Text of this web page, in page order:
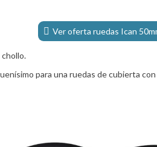
Ver oferta ruedas Ican
chollo.
para una ruedas de cubierta